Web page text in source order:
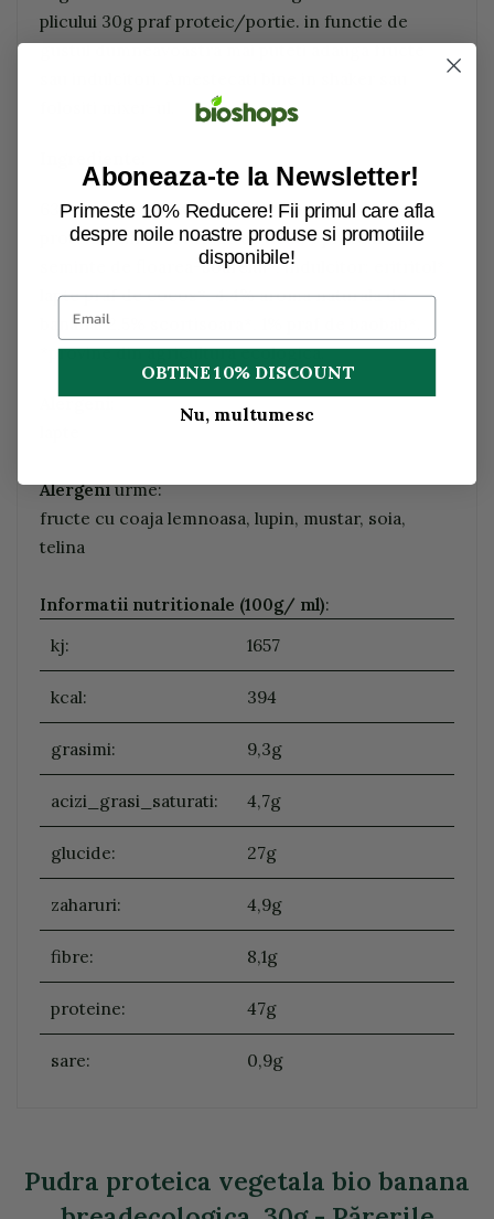
plicului 30g praf proteic/portie. in functie de
gustul dumneavoastra mai puteti adauga fructe
63% amestec proteic proteina de mazare*,
proteina din seminte de dovleac*, proteina din
seminte de floarea-soarelui*, indulcitor: eritritol*,
lapte praf de cocos*, 4,4% aroma naturala de
banana, 2,5% scortisoara*, 1% praf de baobab*.
*provine din agricultura ecologica.
Alergeni:
Alergeniurme:
fructe cu coaja lemnoasa, lupin, mustar, soia,
telina
Informatii nutritionale (100g/ ml):
kj:
1657
kcal: 394
grasimi: 9,3g
acizi_grasi_saturati: 4,7g
glucide: 27g
zaharuri: 4,9g
fibre: 8,1g
proteine: 47g
sare: 0,9g
Pudra proteica vegetala bio banana
Aboneaza-te la Newsletter!
Primeste 10% Reducere! Fii primul care afla
despre noile noastre produse si promotiile
disponibile!
OBTINE 10% DISCOUNT
Nu, multumesc